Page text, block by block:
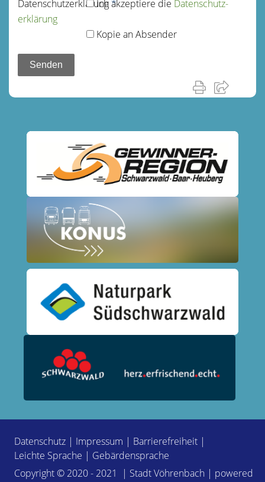
Datenschutz­erklärung*
Ich akzeptiere die Datenschutz­
erklärung
Kopie an Absender
Datenschutz | Impressum | Barrierefreiheit |
Leichte Sprache | Gebärdensprache
Copyright © 2020 - 2021 | Stadt Vöhrenbach | powered